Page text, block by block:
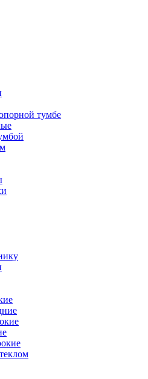
тумбе